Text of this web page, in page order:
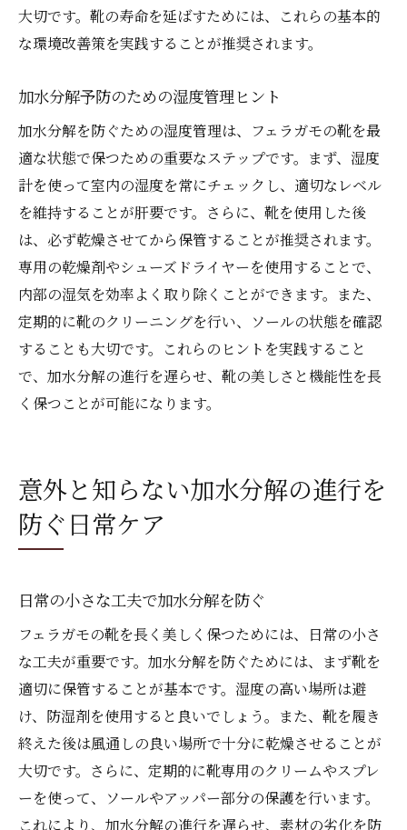
大切です。靴の寿命を延ばすためには、これらの基本的
な環境改善策を実践することが推奨されます。
加水分解予防のための湿度管理ヒント
加水分解を防ぐための湿度管理は、フェラガモの靴を最
適な状態で保つための重要なステップです。まず、湿度
計を使って室内の湿度を常にチェックし、適切なレベル
を維持することが肝要です。さらに、靴を使用した後
は、必ず乾燥させてから保管することが推奨されます。
専用の乾燥剤やシューズドライヤーを使用することで、
内部の湿気を効率よく取り除くことができます。また、
定期的に靴のクリーニングを行い、ソールの状態を確認
することも大切です。これらのヒントを実践すること
で、加水分解の進行を遅らせ、靴の美しさと機能性を長
く保つことが可能になります。
意外と知らない加水分解の進行を
防ぐ日常ケア
日常の小さな工夫で加水分解を防ぐ
フェラガモの靴を長く美しく保つためには、日常の小さ
な工夫が重要です。加水分解を防ぐためには、まず靴を
適切に保管することが基本です。湿度の高い場所は避
け、防湿剤を使用すると良いでしょう。また、靴を履き
終えた後は風通しの良い場所で十分に乾燥させることが
大切です。さらに、定期的に靴専用のクリームやスプレ
ーを使って、ソールやアッパー部分の保護を行います。
これにより、加水分解の進行を遅らせ、素材の劣化を防